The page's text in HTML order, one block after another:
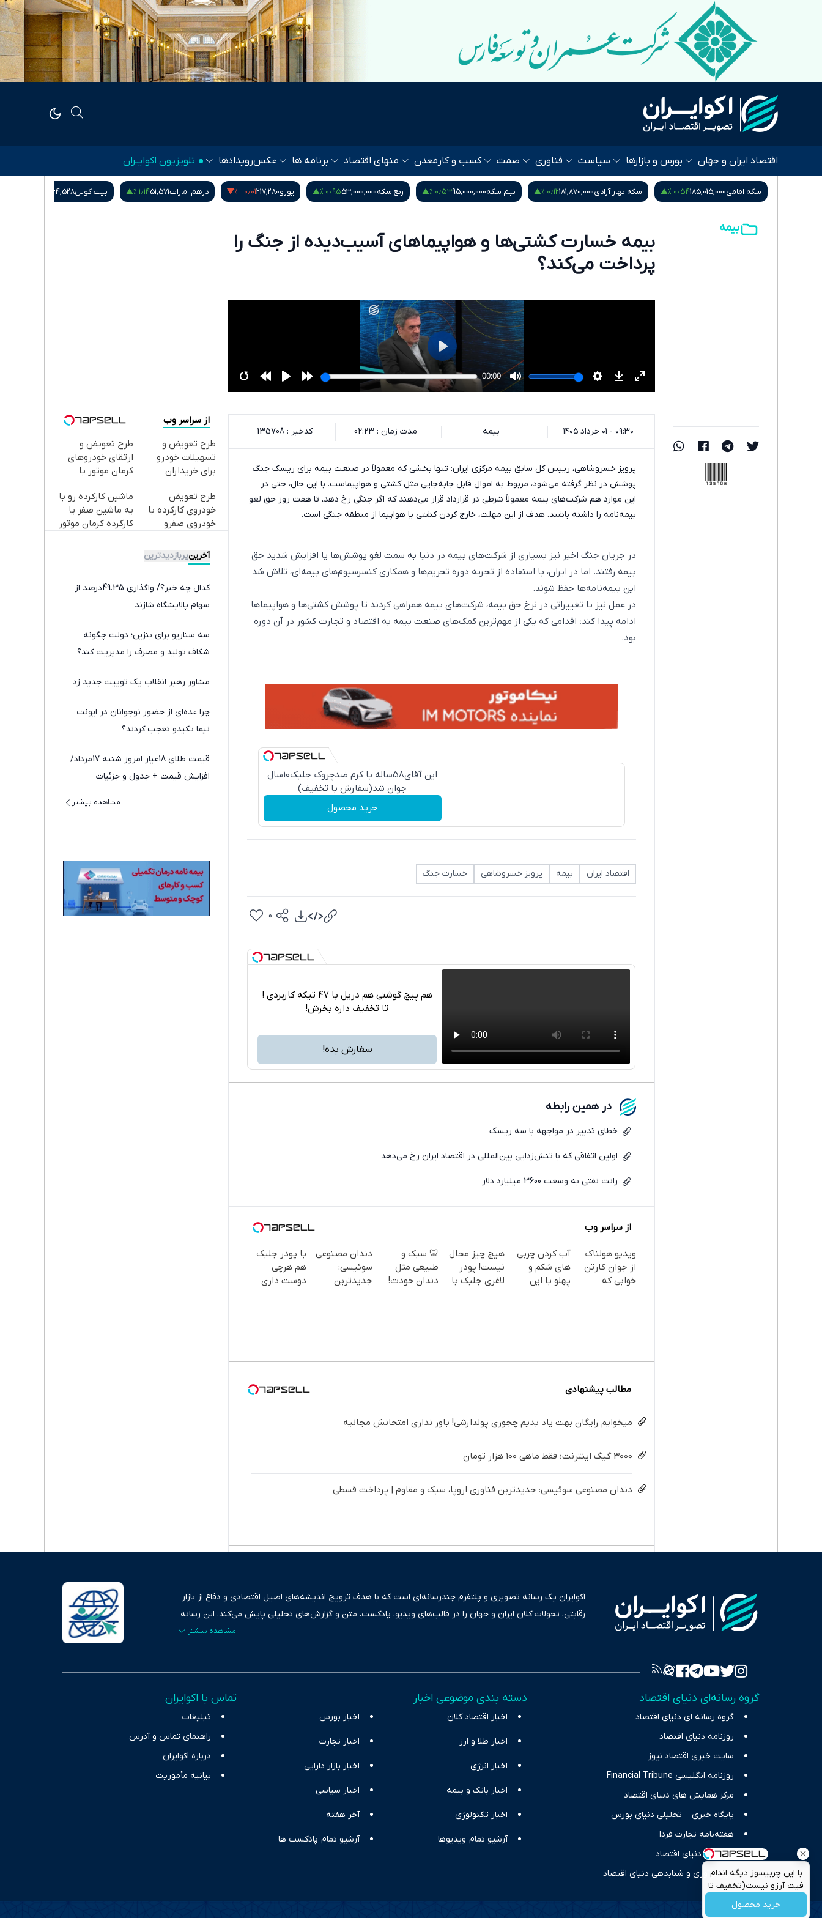
با این چربیسوز دیگه اندام
فیت آرزو نیست(تخفیف تا
خرید محصول
اقتصاد ایران و جهان بورس و بازارها سیاست فناوری صمت کسب و کار معدن منهای اقتصاد برنامه ها عکسرویدادها تلویزیون اکوایــران
سکه بهار آزادی181,870,000۰٫۱۲ % نیم سکه95,000,000۰٫۵۳ % ربع سکه53,000,000۰٫۹۵ % یورو217,280‎−۰٫۰۱ % درهم امارات51,571۱٫۱۴ % بیت کوین64,528‎−۰٫۶۰ % شاخص کل بورس5,407,901.78
بیمه
بیمه خسارت کشتی‌ها و هواپیماهای آسیب‌دیده از جنگ را
پرداخت می‌کند؟
۰۹:۳۰ - ۰۱ خرداد ۱۴۰۵ بیمه مدت زمان : 02:23 کدخبر : 135708
پرویز خسروشاهی، رییس کل سابق بیمه مرکزی ایران: تنها بخشی که معمولاً در صنعت بیمه برای ریسک جنگ
پوشش در نظر گرفته می‌شود، مربوط به اموال قابل جابه‌جایی مثل کشتی و هواپیماست. با این حال، حتی در
این موارد هم شرکت‌های بیمه معمولاً شرطی در قرارداد قرار می‌دهند که اگر جنگی رخ دهد، تا هفت روز حق لغو
بیمه‌نامه را داشته باشند. هدف از این مهلت، خارج کردن کشتی یا هواپیما از منطقه جنگی است.
در جریان جنگ اخیر نیز بسیاری از شرکت‌های بیمه در دنیا به سمت لغو پوشش‌ها یا افزایش شدید حق
بیمه رفتند. اما در ایران، با استفاده از تجربه دوره تحریم‌ها و همکاری کنسرسیوم‌های بیمه‌ای، تلاش شد
این بیمه‌نامه‌ها حفظ شوند.
در عمل نیز با تغییراتی در نرخ حق بیمه، شرکت‌های بیمه همراهی کردند تا پوشش کشتی‌ها و هواپیماها
ادامه پیدا کند؛ اقدامی که یکی از مهم‌ترین کمک‌های صنعت بیمه به اقتصاد و تجارت کشور در آن دوره
بود.
این آقای58ساله با کرم ضدچروک جلبک10سال
جوان شد(سفارش با تخفیف)
خرید محصول
اقتصاد ایران بیمه پرویز خسروشاهی خسارت جنگ
تلگرام
فیسبوک
0
هم پیچ گوشتی هم دریل با 47 تیکه کاربردی !
تا تخفیف داره بخرش!
سفارش بده!
در همین رابطه
خطای تدبیر در مواجهه با سه ریسک
اولین اتفاقی که با تنش‌زدایی بین‌المللی در اقتصاد ایران رخ می‌دهد
رانت نفتی به وسعت 3600 میلیارد دلار
از سراسر وب
ویدیو هولناک
از جوان کارتن
خوابی که
آب کردن چربی
های شکم و
پهلو با این
هیچ چیز محال
نیست! پودر
لاغری جلبک با
🦷 سبک و
طبیعی مثل
دندان خودت!
دندان مصنوعی
سوئیسی:
جدیدترین
با پودر جلبک
هم هرچی
دوست داری
مطالب پیشنهادی
میخوایم رایگان بهت یاد بدیم چجوری پولدارشی! باور نداری امتحانش مجانیه
3000 گیگ اینترنت؛ فقط ماهی 100 هزار تومان
دندان مصنوعی سوئیسی: جدیدترین فناوری اروپا، سبک و مقاوم | پرداخت قسطی
از سراسر وب
طرح تعویض و
تسهیلات خودرو
برای خریداران
موتور✅
طرح تعویض و
ارتقای خودروهای
کرمان موتور با
کنید
طرح تعویض
خودروی کارکرده با
خودروی صفرو
ماشین کارکرده رو با
یه ماشین صفر یا
کارکرده کرمان موتور
آخرینپربازدیدترین
کدال چه خبر؟/ واگذاری 49.35درصد از
سهام پالایشگاه شازند
سه سناریو برای بنزین؛ دولت چگونه
شکاف تولید و مصرف را مدیریت کند؟
مشاور رهبر انقلاب یک توییت جدید زد
چرا عده‌ای از حضور نوجوانان در ایونت
نیما تکیدو تعجب کردند؟
قیمت طلای 18عیار امروز شنبه 17مرداد/
افزایش قیمت + جدول و جزئیات
مشاهده بیشتر
اکوایران یک رسانه تصویری و پلتفرم چندرسانه‌ای است که با هدف ترویج اندیشه‌های اصیل اقتصادی و دفاع از بازار
رقابتی، تحولات کلان ایران و جهان را در قالب‌های ویدیو، پادکست، متن و گزارش‌های تحلیلی پایش می‌کند. این رسانه
به عنوان منبعی دقیق و قابل اعتماد، فراتر از اطلاع‌رسانی صرف، به تبیین سیاست‌ها و کارکردهای بازارهای مالی،
چالش‌های فقر و بیکاری را جست‌وجو کرده و در کنار تحلیل آمارها، نیازهای خبری مخاطبان در حوزه‌های اثرگذار بر
اقتصاد را با رویکردی حرفه‌ای و روزآمد پوشش می‌دهیم.
گروه رسانه‌ای دنیای اقتصاد
گروه رسانه ای دنیای اقتصاد
روزنامه دنیای اقتصاد
سایت خبری اقتصاد نیوز
روزنامه انگلیسی Financial Tribune
مرکز همایش های دنیای اقتصاد
پایگاه خبری – تحلیلی دنیای بورس
هفته‌نامه تجارت فردا
انتشارات دنیای اقتصاد
مرکز نوآوری و شتابدهی دنیای اقتصاد
دسته بندی موضوعی اخبار
اخبار اقتصاد کلان اخبار بورس
اخبار طلا و ارز اخبار تجارت
اخبار انرژی اخبار بازار دارایی
اخبار بانک و بیمه اخبار سیاسی
اخبار تکنولوژی آخر هفته
آرشیو تمام ویدیوها آرشیو تمام پادکست ها
تماس با اکوایران
تبلیغات
راهنمای تماس و آدرس
درباره اکوایران
بیانیه مأموریت